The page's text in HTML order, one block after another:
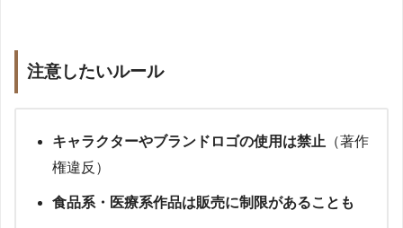
注意したいルール
キャラクターやブランドロゴの使用は禁止 （著作
権違反）
食品系・医療系作品は販売に制限があることも